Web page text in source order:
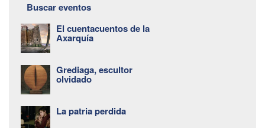
Buscar eventos
El cuentacuentos de la
Axarquía
Grediaga, escultor
olvidado
La patria perdida